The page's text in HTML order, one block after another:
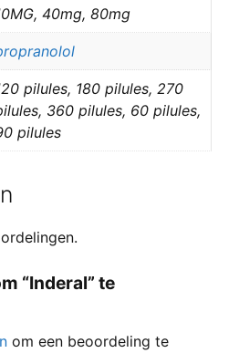
40mg, 80mg
pilules, 180 pilules, 270
360 pilules, 60 pilules,
pilules
“Inderal” te
om een beoordeling te